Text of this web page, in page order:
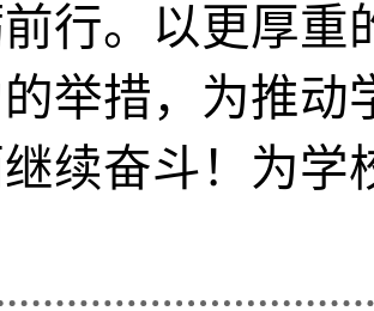
行。以更厚重
举措，为推动
续奋斗！为学